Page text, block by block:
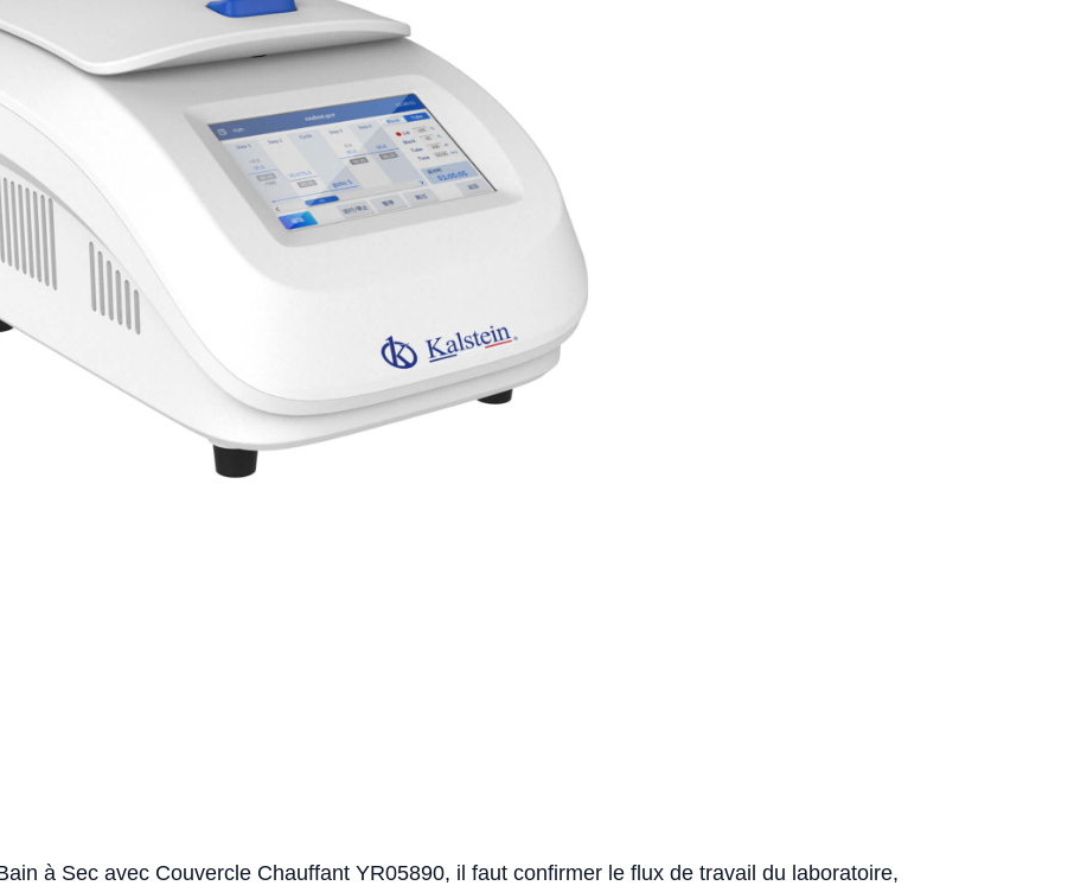
à Sec avec Couvercle Chauffant YR05890, il faut confirmer le flux de travail du laboratoire,